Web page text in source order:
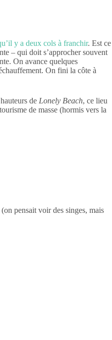
y a deux cols à franchir. Est ce
– qui doit s’approcher souvent
On avance quelques
On fini la côte à
de Lonely Beach, ce lieu
de masse (hormis vers la
pensait voir des singes, mais